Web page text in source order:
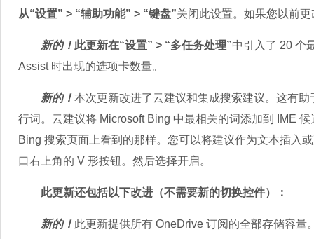
从“设置” > “辅助功能” > “键盘”关闭此设置。如果您以前
新的！ 此更新在“设置” > “多任务处理”中引入了 20 个
Assist 时出现的选项卡数量。
新的！本次更新改进了云建议和集成搜索建议。这有
行词。云建议将 Microsoft Bing 中最相关的词添加到 IME
Bing 搜索页面上看到的那样。您可以将建议作为文本插入
口右上角的 V 形按钮。然后选择开启。
此更新还包括以下改进（不需要新的切换控件）：
新的！ 此更新提供所有 OneDrive 订阅的全部存储容量